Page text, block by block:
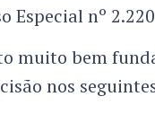
Especial nº
muito bem
nos